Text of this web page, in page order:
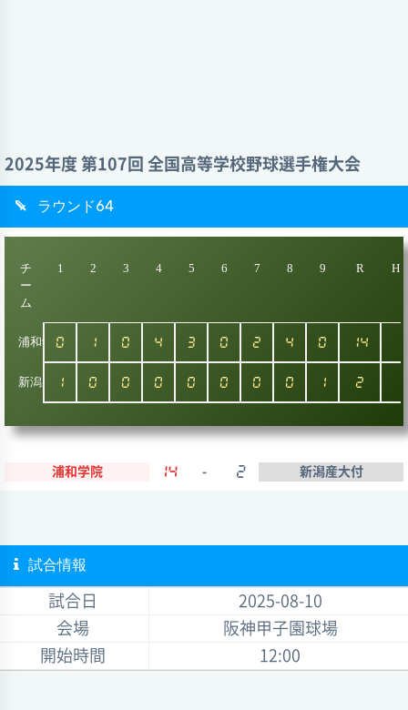
2025年度 第107回 全国高等学校野球選手権大会
ラウンド64
チ
ー
ム
1 2 3 4 5 6 7 8 9 R H
浦和学院
0 1 0 4 3 0 2 4 0 14
新潟産大付
1 0 0 0 0 0 0 0 1 2
浦和学院 14 - 2 新潟産大付
試合情報
試合日
2025-08-10
会場
阪神甲子園球場
開始時間
12:00